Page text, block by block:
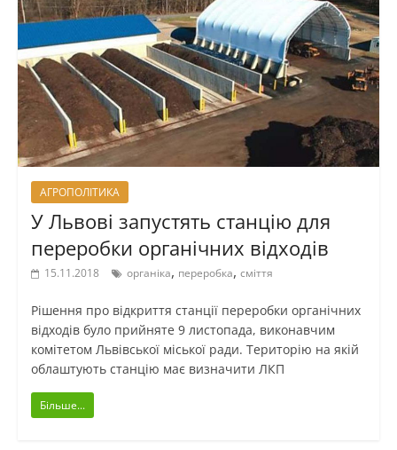
АГРОПОЛІТИКА
У Львові запустять станцію для
переробки органічних відходів
15.11.2018 органіка, переробка, сміття
Рішення про відкриття станції переробки органічних
відходів було прийняте 9 листопада, виконавчим
комітетом Львівської міської ради. Територію на якій
облаштують станцію має визначити ЛКП
Більше...